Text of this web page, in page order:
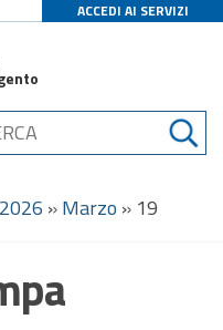
ACCEDI AI SERVIZI
2026 »Marzo » 19